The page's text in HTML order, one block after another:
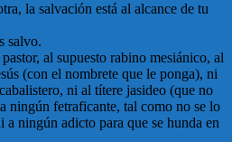
la salvación está al alcance de tu
salvo.
al supuesto rabino mesiánico, al
(con el nombrete que le ponga), ni
ni al títere jasideo (que no
ningún fetraficante, tal como no se lo
a ningún adicto para que se hunda en